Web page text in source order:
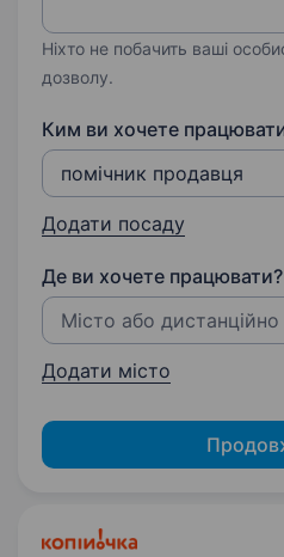
Ніхто не побачить ваші
дозволу.
Ким ви хочете
Додати посаду
Де ви хочете працювати?
Додати місто